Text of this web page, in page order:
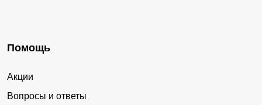
Помощь
Акции
Вопросы и ответы